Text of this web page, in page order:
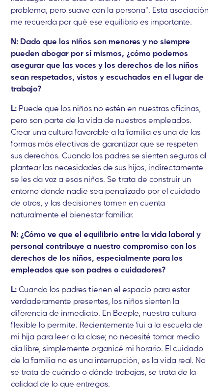
problema, pero suave con la persona". Esta asociación
me recuerda por qué ese equilibrio es importante.
N: Dado que los niños son menores y no siempre
pueden abogar por sí mismos, ¿cómo podemos
asegurar que las voces y los derechos de los niños
sean respetados, vistos y escuchados en el lugar de
trabajo?
L: Puede que los niños no estén en nuestras oficinas,
pero son parte de la vida de nuestros empleados.
Crear una cultura favorable a la familia es una de las
formas más efectivas de garantizar que se respeten
sus derechos. Cuando los padres se sienten seguros al
plantear las necesidades de sus hijos, indirectamente
se les da voz a esos niños. Se trata de construir un
entorno donde nadie sea penalizado por el cuidado
de otros, y las decisiones tomen en cuenta
naturalmente el bienestar familiar.
N: ¿Cómo ve que el equilibrio entre la vida laboral y
personal contribuye a nuestro compromiso con los
derechos de los niños, especialmente para los
empleados que son padres o cuidadores?
L: Cuando los padres tienen el espacio para estar
verdaderamente presentes, los niños sienten la
diferencia de inmediato. En Beeple, nuestra cultura
flexible lo permite. Recientemente fui a la escuela de
mi hija para leer a la clase; no necesité tomar medio
día libre, simplemente organicé mi horario. El cuidado
de la familia no es una interrupción, es la vida real. No
se trata de cuándo o dónde trabajas, se trata de la
calidad de lo que entregas.